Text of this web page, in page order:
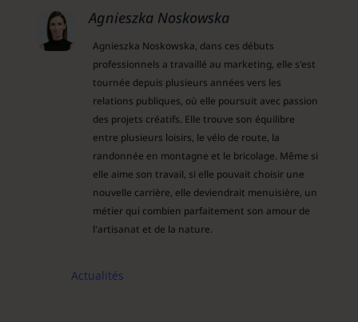
Agnieszka Noskowska
Agnieszka Noskowska, dans ces débuts
professionnels a travaillé au marketing, elle s'est
tournée depuis plusieurs années vers les
relations publiques, où elle poursuit avec passion
des projets créatifs. Elle trouve son équilibre
entre plusieurs loisirs, le vélo de route, la
randonnée en montagne et le bricolage. Même si
elle aime son travail, si elle pouvait choisir une
nouvelle carrière, elle deviendrait menuisière, un
métier qui combien parfaitement son amour de
l'artisanat et de la nature.
Actualités